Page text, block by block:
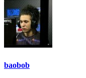
baobob